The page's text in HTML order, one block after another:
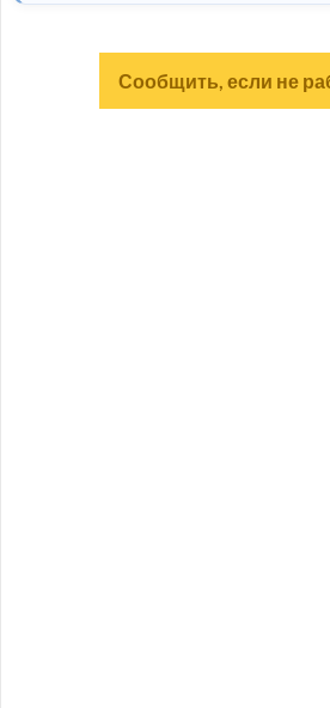
Сообщить, если не